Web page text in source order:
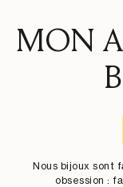
MON
Nous bijoux sont
obsession :